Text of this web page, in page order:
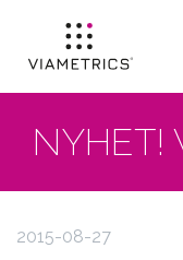
NYHET!
2015-08-27